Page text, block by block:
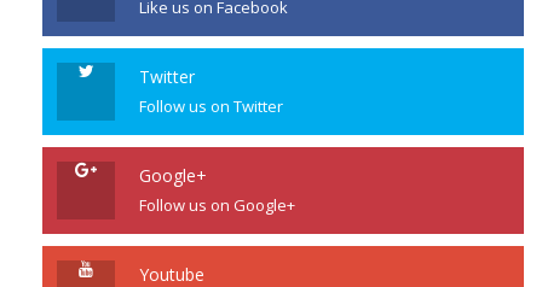
Like us on Facebook
Twitter
Follow us on Twitter
Google+
Follow us on Google+
Youtube